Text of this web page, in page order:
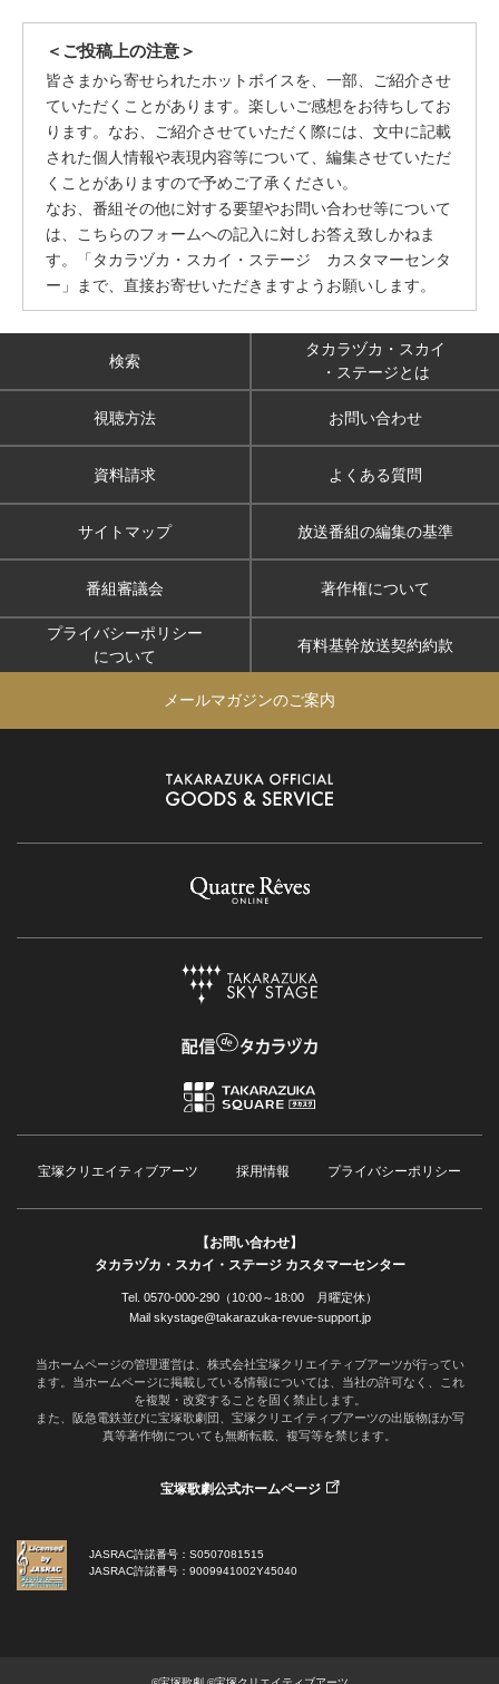
＜ご投稿上の注意＞
皆さまから寄せられたホットボイスを、一部、ご紹介させ
ていただくことがあります。楽しいご感想をお待ちしてお
ります。なお、ご紹介させていただく際には、文中に記載
された個人情報や表現内容等について、編集させていただ
くことがありますので予めご了承ください。
なお、番組その他に対する要望やお問い合わせ等について
は、こちらのフォームへの記入に対しお答え致しかねま
す。「タカラヅカ・スカイ・ステージ カスタマーセンタ
ー」まで、直接お寄せいただきますようお願いします。
検索
タカラヅカ・スカイ
・ステージとは
視聴方法 お問い合わせ
資料請求 よくある質問
サイトマップ 放送番組の編集の基準
番組審議会 著作権について
プライバシーポリシー
について
有料基幹放送契約約款
メールマガジンのご案内
宝塚クリエイティブアーツ 採用情報 プライバシーポリシー
【お問い合わせ】
タカラヅカ・スカイ・ステージ カスタマーセンター
Tel. 0570-000-290（10:00～18:00 月曜定休）
Mail skystage@takarazuka-revue-support.jp
当ホームページの管理運営は、株式会社宝塚クリエイティブアーツが行ってい
ます。当ホームページに掲載している情報については、当社の許可なく、これ
を複製・改変することを固く禁止します。
また、阪急電鉄並びに宝塚歌劇団、宝塚クリエイティブアーツの出版物ほか写
真等著作物についても無断転載、複写等を禁じます。
宝塚歌劇公式ホームページ
JASRAC許諾番号：S0507081515
JASRAC許諾番号：9009941002Y45040